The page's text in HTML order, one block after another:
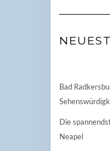
Bad
Die
Neapel